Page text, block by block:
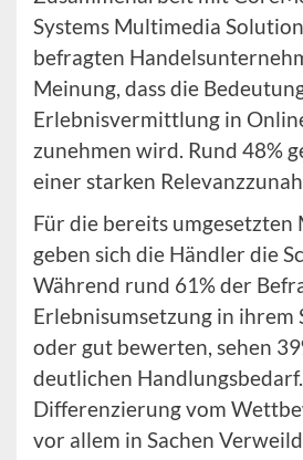
Systems Multimedia
befragten
Meinung, dass die
Erlebnisvermittlung in
zunehmen wird. Rund 48%
einer starken
Für die bereits umgesetzten
geben sich die Händler die
Während rund 61% der
Erlebnisumsetzung in ihrem
oder gut bewerten, sehen
deutlichen
Differenzierung vom
vor allem in Sachen